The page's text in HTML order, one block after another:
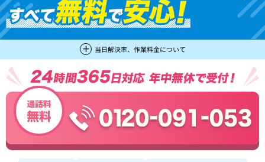
当日解決率、作業料金について